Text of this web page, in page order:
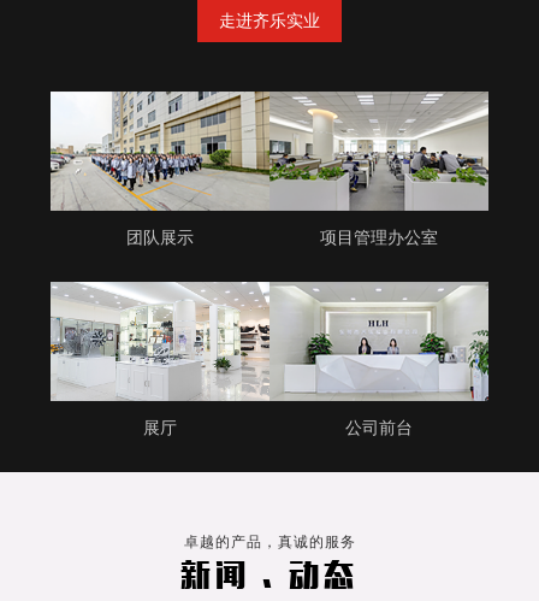
走进齐乐实业
团队展示 项目管理办公室
展厅 公司前台
卓越的产品，真诚的服务
新闻 . 动态